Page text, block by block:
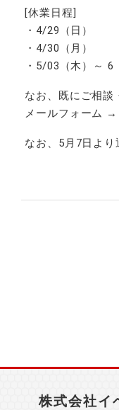
[休業日程]
・4/29（日）
・4/30（月）
・5/03（木）～ 6
なお、既にご相談
メールフォーム →
なお、5月7日よ
株式会社イ